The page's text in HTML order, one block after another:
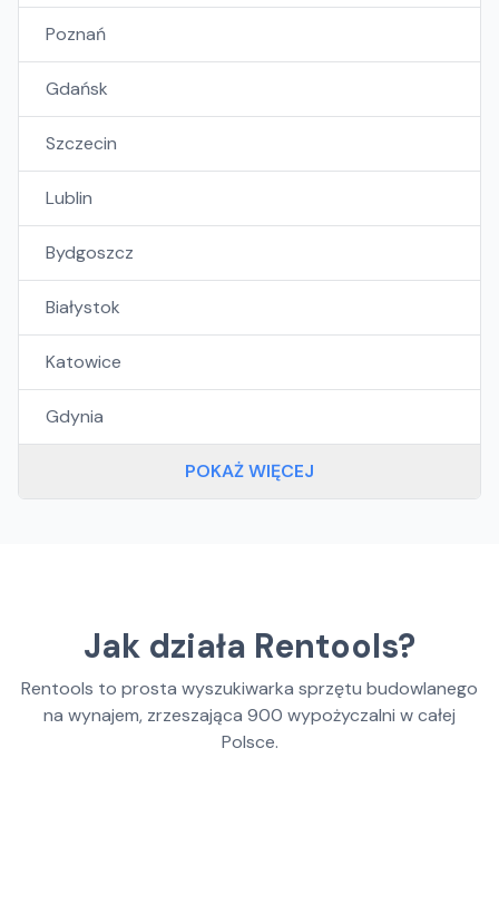
Poznań
Gdańsk
Szczecin
Lublin
Bydgoszcz
Białystok
Katowice
Gdynia
POKAŻ WIĘCEJ
Jak działa Rentools?
Rentools to prosta wyszukiwarka sprzętu budowlanego
na wynajem, zrzeszająca 900 wypożyczalni w całej
Polsce.